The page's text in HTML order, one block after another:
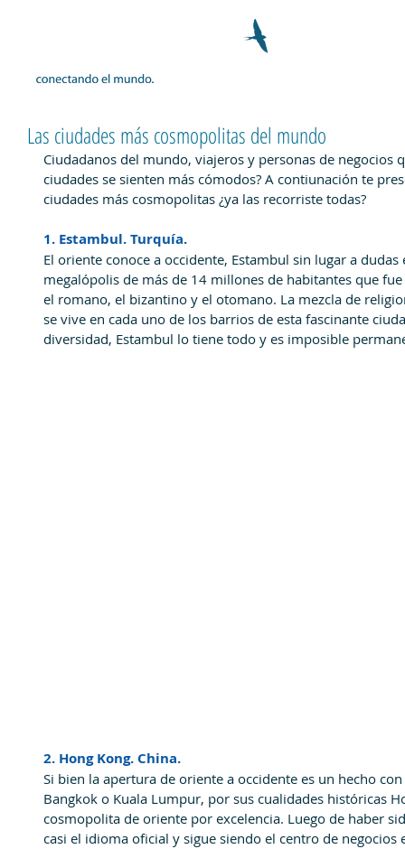
Las ciudades más cosmopolitas del mundo
Ciudadanos del mundo, viajeros y personas de negocios
ciudades se sienten más cómodos? A contiunación te
ciudades más cosmopolitas ¿ya las recorriste todas?
1. Estambul. Turquía.
El oriente conoce a occidente, Estambul sin lugar a
megalópolis de más de 14 millones de habitantes que
el romano, el bizantino y el otomano. La mezcla de
se vive en cada uno de los barrios de esta fascinante
diversidad, Estambul lo tiene todo y es imposible
2. Hong Kong. China.
Si bien la apertura de oriente a occidente es un hecho
Bangkok o Kuala Lumpur, por sus cualidades históricas
cosmopolita de oriente por excelencia. Luego de haber
casi el idioma oficial y sigue siendo el centro de negocios